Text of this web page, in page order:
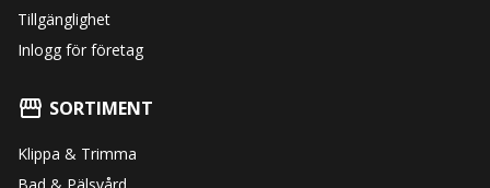
Tillgänglighet
Inlogg för företag
SORTIMENT
Klippa & Trimma